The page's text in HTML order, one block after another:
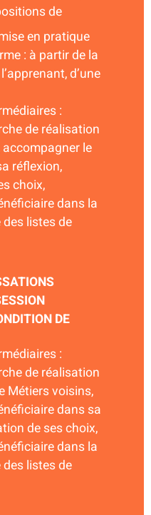
de
en pratique
: à partir de la
d’une
:
de réalisation
le
réflexion,
choix,
dans la
des listes de
DE
:
de réalisation
Métiers voisins,
dans sa
de ses choix,
dans la
des listes de